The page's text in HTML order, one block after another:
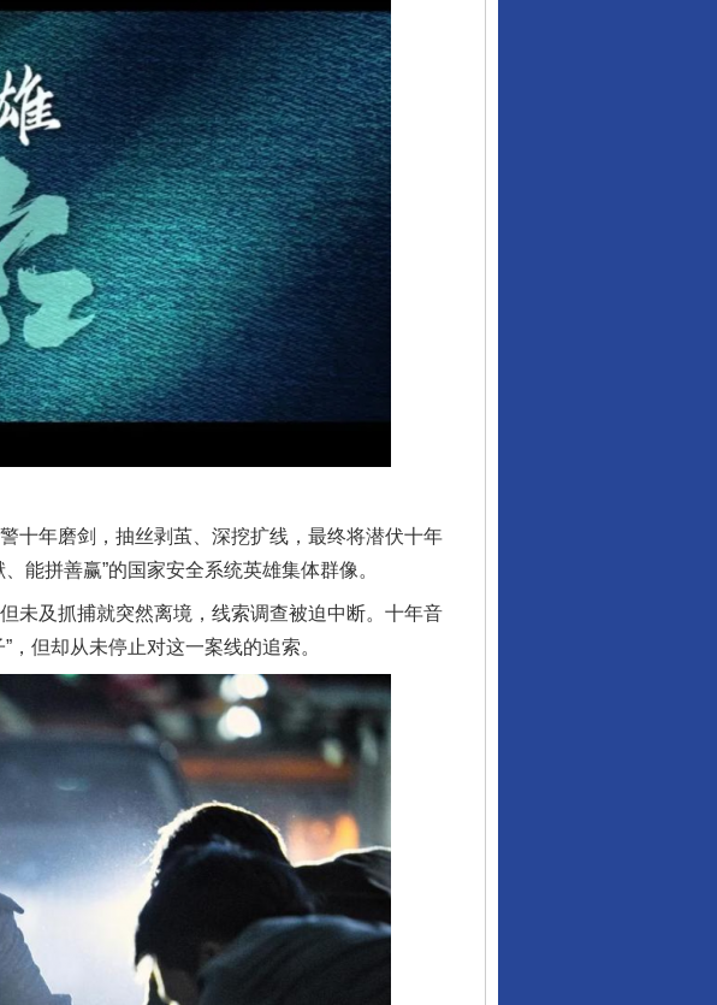
年磨剑，抽丝剥茧、深挖扩线，最终将潜伏十年
能拼善赢”的国家安全系统英雄集体群像。
及抓捕就突然离境，线索调查被迫中断。十年音
但却从未停止对这一案线的追索。